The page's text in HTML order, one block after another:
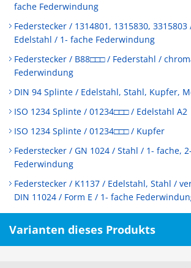
fache Federwindung
Federstecker / 1314801, 1315830,
Edelstahl / 1- fache Federwindung
Federstecker / B88□□□ / Federstahl /
Federwindung
DIN 94 Splinte / Edelstahl, Stahl, Kupfer,
ISO 1234 Splinte / 01234□□□ / Edelstahl A2
ISO 1234 Splinte / 01234□□□ / Kupfer
Federstecker / GN 1024 / Stahl / 1- fache,
Federwindung
Federstecker / K1137 / Edelstahl, Stahl /
DIN 11024 / Form E / 1- fache
Varianten dieses Produkts